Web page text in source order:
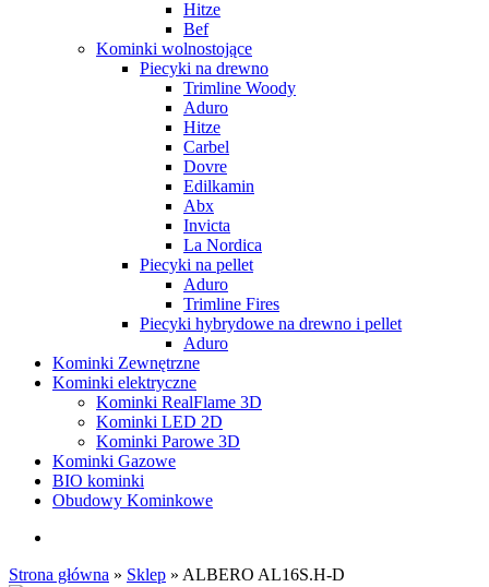
Hitze
Bef
Kominki wolnostojące
Piecyki na drewno
Trimline Woody
Aduro
Hitze
Carbel
Dovre
Edilkamin
Abx
Invicta
La Nordica
Piecyki na pellet
Aduro
Trimline Fires
Piecyki hybrydowe na drewno i pellet
Aduro
Kominki Zewnętrzne
Kominki elektryczne
Kominki RealFlame 3D
Kominki LED 2D
Kominki Parowe 3D
Kominki Gazowe
BIO kominki
Obudowy Kominkowe
Strona główna » Sklep » ALBERO AL16S.H-D